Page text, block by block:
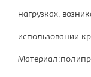
нагрузках,
использовании